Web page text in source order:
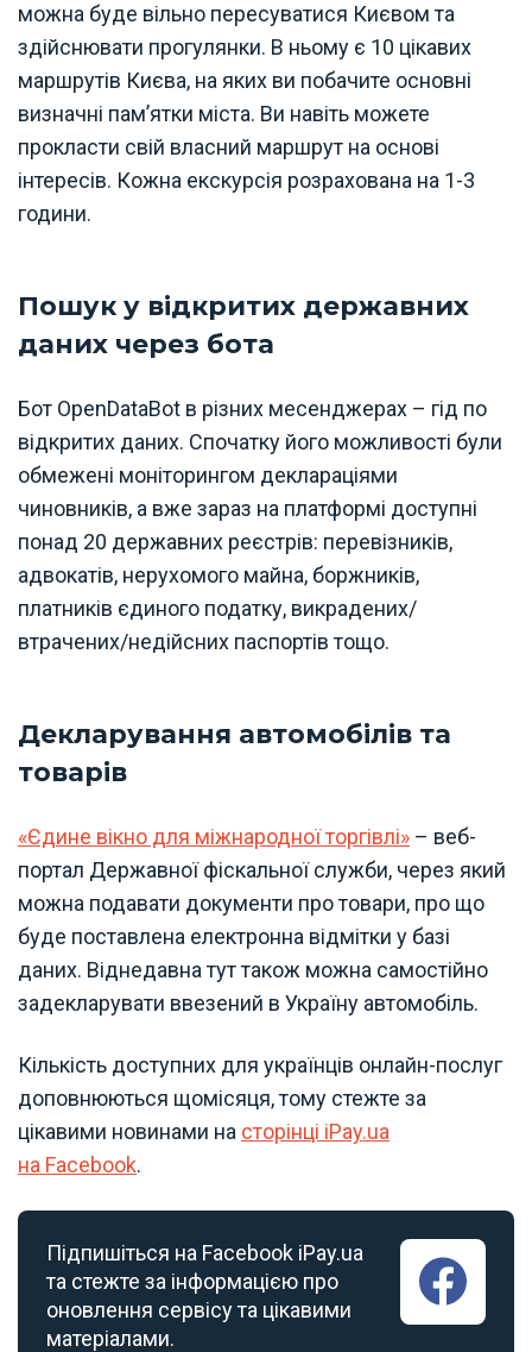
можна буде вільно пересуватися Києвом та
здійснювати прогулянки. В ньому є 10 цікавих
маршрутів Києва, на яких ви побачите основні
визначні пам’ятки міста. Ви навіть можете
прокласти свій власний маршрут на основі
інтересів. Кожна екскурсія розрахована на 1-3
години.
Пошук у відкритих державних
даних через бота
Бот OpenDataBot в різних месенджерах – гід по
відкритих даних. Спочатку його можливості були
обмежені моніторингом деклараціями
чиновників, а вже зараз на платформі доступні
понад 20 державних реєстрів: перевізників,
адвокатів, нерухомого майна, боржників,
платників єдиного податку, викрадених/
втрачених/недійсних паспортів тощо.
Декларування автомобілів та
товарів
«Єдине вікно для міжнародної торгівлі» – веб-
портал Державної фіскальної служби, через який
можна подавати документи про товари, про що
буде поставлена електронна відмітки у базі
даних. Віднедавна тут також можна самостійно
задекларувати ввезений в Україну автомобіль.
Кількість доступних для українців онлайн-послуг
доповнюються щомісяця, тому стежте за
цікавими новинами на сторінці iPay.ua
на Facebook.
Підпишіться на Facebook iPay.ua
та стежте за інформацією про
оновлення сервісу та цікавими
матеріалами.